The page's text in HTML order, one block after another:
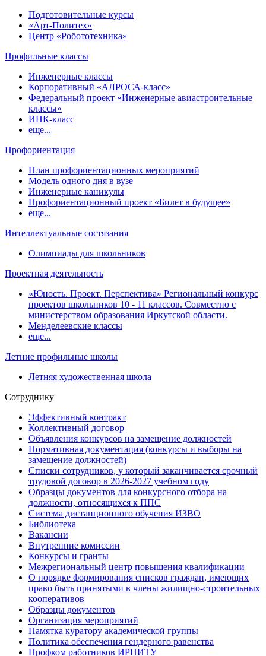
Подготовительные курсы
«Арт-Политех»
Центр «Робототехника»
Профильные классы
Инженерные классы
Корпоративный «АЛРОСА-класс»
Федеральный проект «Инженерные авиастроительные
классы»
ИНК-класс
еще...
Профориентация
План профориентационных мероприятий
Модель одного дня в вузе
Инженерные каникулы
Профориентационный проект «Билет в будущее»
еще...
Интеллектуальные состязания
Олимпиады для школьников
Проектная деятельность
«Юность. Проект. Перспектива» Региональный конкурс
проектов школьников 10 - 11 классов. Совместно с
министерством образования Иркутской области.
Менделеевские классы
еще...
Летние профильные школы
Летняя художественная школа
Сотруднику
Эффективный контракт
Коллективный договор
Объявления конкурсов на замещение должностей
Нормативная документация (конкурсы и выборы на
замещение должностей)
Списки сотрудников, у который заканчивается срочный
трудовой договор в 2026-2027 учебном году
Образцы документов для конкурсного отбора на
должности, относящихся к ППС
Система дистанционного обучения ИЗВО
Библиотека
Вакансии
Внутренние комиссии
Конкурсы и гранты
Межрегиональный центр повышения квалификации
О порядке формирования списков граждан, имеющих
право быть принятыми в члены жилищно-строительных
кооперативов
Образцы документов
Организация мероприятий
Памятка куратору академической группы
Политика обеспечения гендерного равенства
Профком работников ИРНИТУ